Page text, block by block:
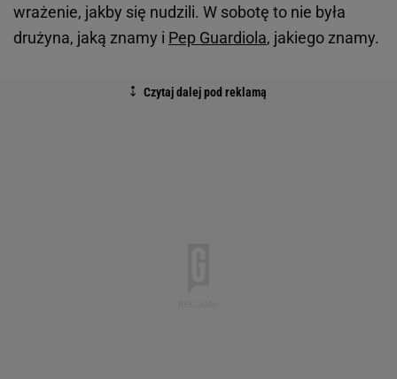
wrażenie, jakby się nudzili. W sobotę to nie była
drużyna, jaką znamy i Pep Guardiola, jakiego znamy.